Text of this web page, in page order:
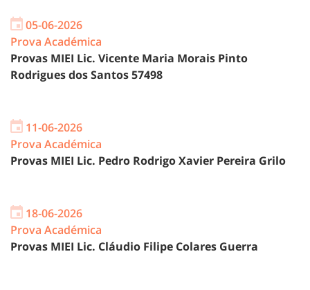
05-06-2026
Prova Académica
Provas MIEI Lic. Vicente Maria Morais Pinto
Rodrigues dos Santos 57498
11-06-2026
Prova Académica
Provas MIEI Lic. Pedro Rodrigo Xavier Pereira Grilo
18-06-2026
Prova Académica
Provas MIEI Lic. Cláudio Filipe Colares Guerra